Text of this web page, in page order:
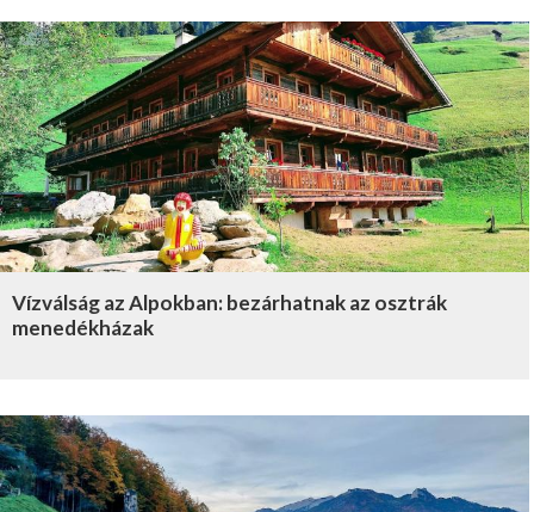
Vízválság az Alpokban: bezárhatnak az osztrák
menedékházak